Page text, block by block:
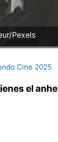
Pexels
Cine 2025
el